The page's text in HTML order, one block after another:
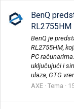
BenQ
RL2755HM
BenQ je
RL2755HM,
PC
uključujući i
ulaza, GTG
AXE Tema